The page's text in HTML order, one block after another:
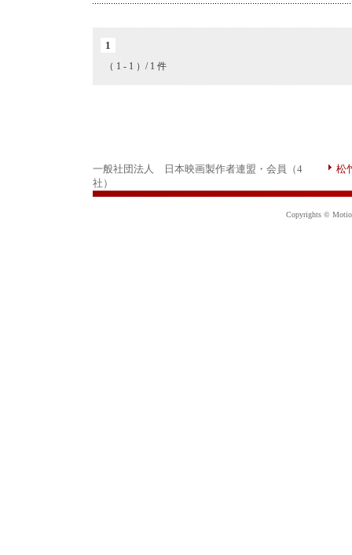
1
（ 1 - 1 ）/ 1 件
一般社団法人 日本映画製作者連盟・会員（4
社）
松
Copyrights ©